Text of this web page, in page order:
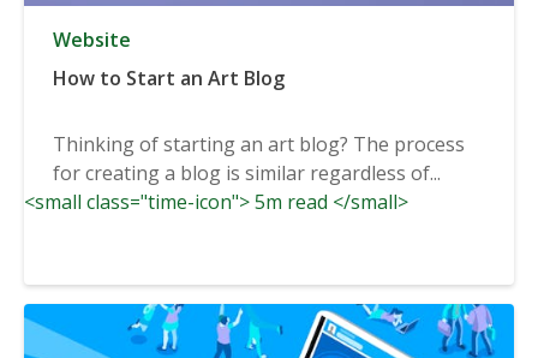
Website
How to Start an Art Blog
Thinking of starting an art blog? The process
for creating a blog is similar regardless of...
<small class="time-icon"> 5m read </small>